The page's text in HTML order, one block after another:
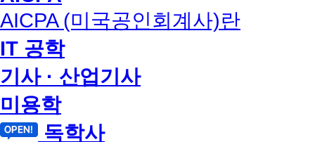
AICPA (미국공인회계사)란
IT 공학
기사 · 산업기사
미용학
독학사